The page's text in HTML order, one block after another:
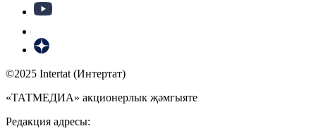
©2025 Intertat (Интертат)
«ТАТМЕДИА» акционерлык җәмгыяте
Редакция адресы: